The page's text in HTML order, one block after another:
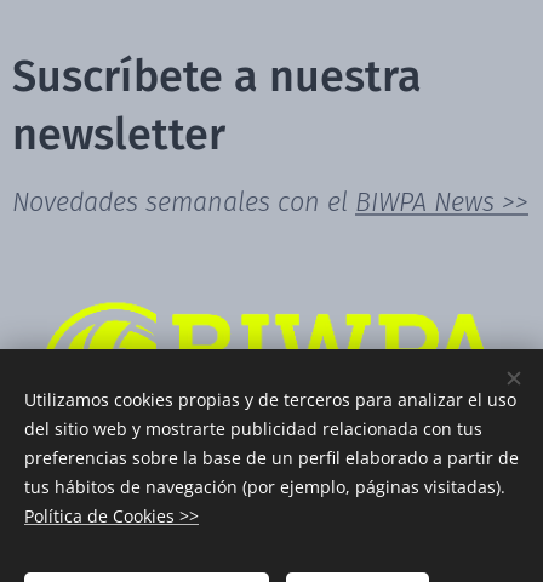
Suscríbete a nuestra
newsletter
Novedades semanales con el BIWPA News >>
Política de Privacidad|Aviso Legal
Utilizamos cookies propias y de terceros para analizar el uso
del sitio web y mostrarte publicidad relacionada con tus
preferencias sobre la base de un perfil elaborado a partir de
tus hábitos de navegación (por ejemplo, páginas visitadas).
Política de Cookies >>